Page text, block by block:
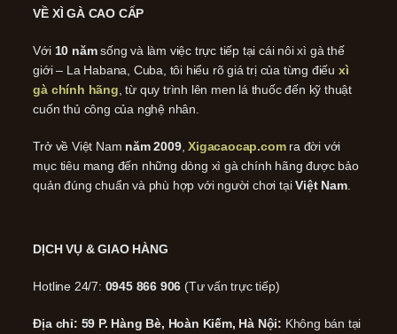
VỀ XÌ GÀ CAO CẤP
Với 10 nămsống và làm việc trực tiếp tại cái nôi xì gà thế
giới – La Habana, Cuba, tôi hiểu rõ giá trị của từng điếu xì
gà chính hãng , từ quy trình lên men lá thuốc đến kỹ thuật
cuốn thủ công của nghệ nhân.
Trở về Việt Nam năm 2009,Xigacaocap.comra đời với
mục tiêu mang đến những dòng xì gà chính hãng được bảo
quản đúng chuẩn và phù hợp với người chơi tạiViệt Nam.
DỊCH VỤ & GIAO HÀNG
Hotline 24/7: 0945 866 906 (Tư vấn trực tiếp)
Địa chỉ: 59 P. Hàng Bè, Hoàn Kiếm, Hà Nội: Không bán tại